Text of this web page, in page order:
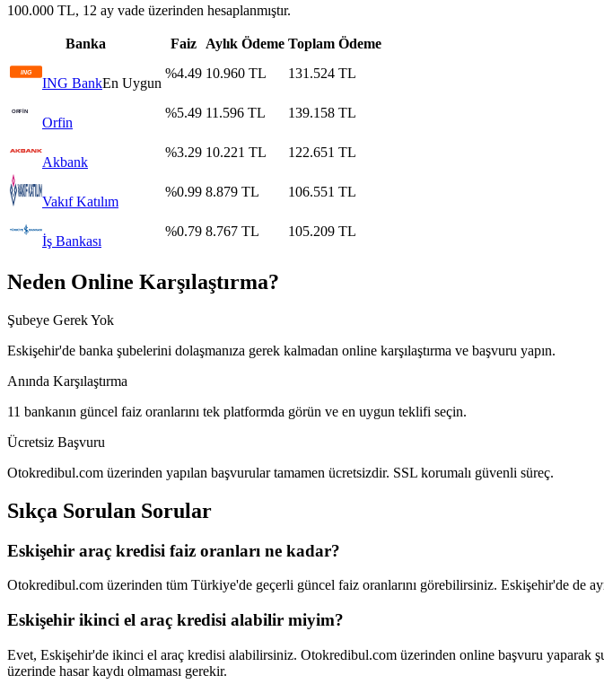
100.000 TL, 12 ay vade üzerinden hesaplanmıştır.
Banka Faiz Aylık Ödeme Toplam Ödeme
ING BankEn Uygun
%4.49 10.960 TL 131.524 TL
Orfin
%5.49 11.596 TL 139.158 TL
Akbank
%3.29 10.221 TL 122.651 TL
Vakıf Katılım
%0.99 8.879 TL 106.551 TL
İş Bankası
%0.79 8.767 TL 105.209 TL
Neden Online Karşılaştırma?
Şubeye Gerek Yok
Eskişehir'de banka şubelerini dolaşmanıza gerek kalmadan online karşılaştırma ve başvuru yapın.
Anında Karşılaştırma
11 bankanın güncel faiz oranlarını tek platformda görün ve en uygun teklifi seçin.
Ücretsiz Başvuru
Otokredibul.com üzerinden yapılan başvurular tamamen ücretsizdir. SSL korumalı güvenli süreç.
Sıkça Sorulan Sorular
Eskişehir araç kredisi faiz oranları ne kadar?
Otokredibul.com üzerinden tüm Türkiye'de geçerli güncel faiz oranlarını görebilirsiniz. Eskişehir'de de
Eskişehir ikinci el araç kredisi alabilir miyim?
Evet, Eskişehir'de ikinci el araç kredisi alabilirsiniz. Otokredibul.com üzerinden online başvuru yaparak
üzerinde hasar kaydı olmaması gerekir.